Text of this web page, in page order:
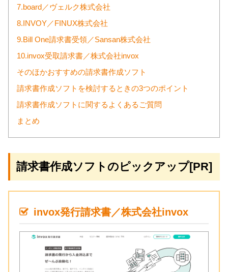
7.board／ヴェルク株式会社
8.INVOY／FINUX株式会社
9.Bill One請求書受領／Sansan株式会社
10.invox受取請求書／株式会社invox
そのほかおすすめの請求書作成ソフト
請求書作成ソフトを検討するときの3つのポイント
請求書作成ソフトに関するよくあるご質問
まとめ
請求書作成ソフトのピックアップ[PR]
invox発行請求書／株式会社invox